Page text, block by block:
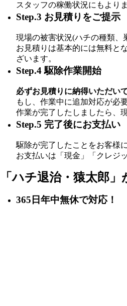
スタッフの稼働状況にもよりま
Step.3 お見積りをご提示
現場の被害状況(ハチの種類、
お見積りは基本的には無料と
ざいます。
Step.4 駆除作業開始
必ずお見積りに納得いただい
もし、作業中に追加対応が必
作業が完了したしましたら、
Step.5 完了後にお支払い
駆除が完了したことをお客様
お支払いは「現金」「クレジ
「ハチ退治・猿太郎」
365日年中無休で対応！